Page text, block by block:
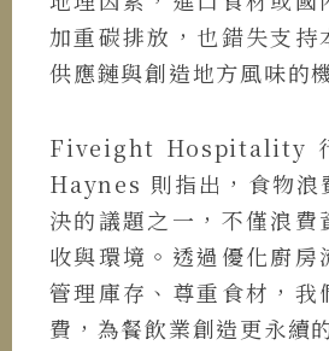
加重碳排放，也錯失支持
供應鏈與創造地方風味的
Fiveight Hospitality
Haynes 則指出，食物浪
決的議題之一，不僅浪費
收與環境。透過優化廚房
管理庫存、尊重食材，我
費，為餐飲業創造更永續